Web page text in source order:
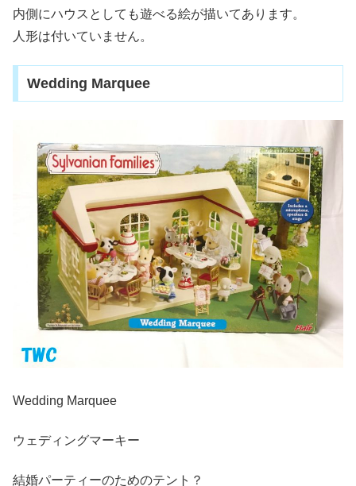
内側にハウスとしても遊べる絵が描いてあります。
人形は付いていません。
Wedding Marquee
Wedding Marquee
ウェディングマーキー
結婚パーティーのためのテント？